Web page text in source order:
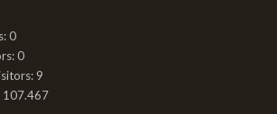
0
0
9
107.467